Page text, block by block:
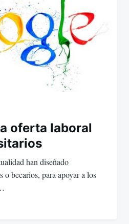
oferta laboral
han diseñado
o becarios, para apoyar a los